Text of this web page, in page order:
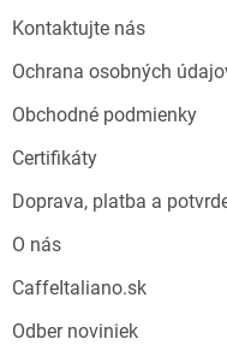
Kontaktujte nás
Ochrana osobných
Obchodné podmienky
Certifikáty
Doprava, platba a
O nás
CaffeItaliano.sk
Odber noviniek